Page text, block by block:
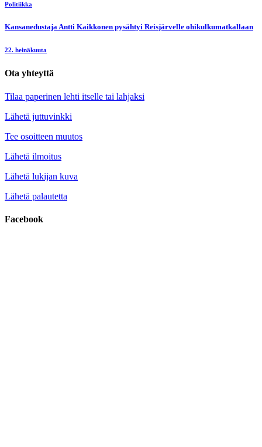
Politiikka
Kansanedustaja Antti Kaikkonen pysähtyi Reisjärvelle ohikulkumatkallaan
22. heinäkuuta
Ota yhteyttä
Tilaa paperinen lehti itselle tai lahjaksi
Lähetä juttuvinkki
Tee osoitteen muutos
Lähetä ilmoitus
Lähetä lukijan kuva
Lähetä palautetta
Facebook